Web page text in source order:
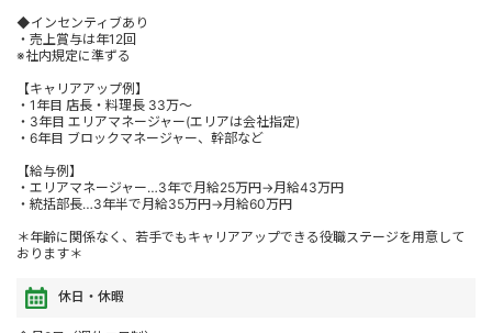
◆インセンティブあり
・売上賞与は年12回
※社内規定に準ずる
【キャリアアップ例】
・1年目 店長・料理長 33万〜
・3年目 エリアマネージャー(エリアは会社指定)
・6年目 ブロックマネージャー、幹部など
【給与例】
・エリアマネージャー…3年で月給25万円→月給43万円
・統括部長…3年半で月給35万円→月給60万円
＊年齢に関係なく、若手でもキャリアアップできる役職ステージを用意して
おります＊
休日・休暇